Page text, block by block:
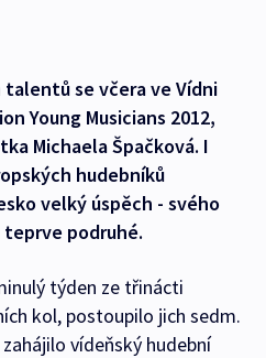
talentů se včera ve Vídni
Young Musicians 2012,
Michaela Špačková. I
hudebníků
velký úspěch - svého
podruhé.
týden ze třinácti
kol, postoupilo jich sedm.
vídeňský hudební